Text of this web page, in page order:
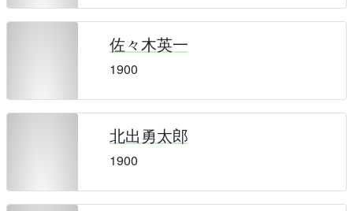
佐々木英一
1900
北出勇太郎
1900